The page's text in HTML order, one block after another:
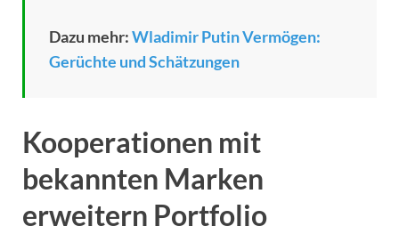
Dazu mehr:Wladimir Putin Vermögen:
Gerüchte und Schätzungen
Kooperationen mit
bekannten Marken
erweitern Portfolio